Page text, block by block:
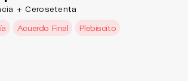
+ Cerosetenta
Acuerdo Final
Plebiscito